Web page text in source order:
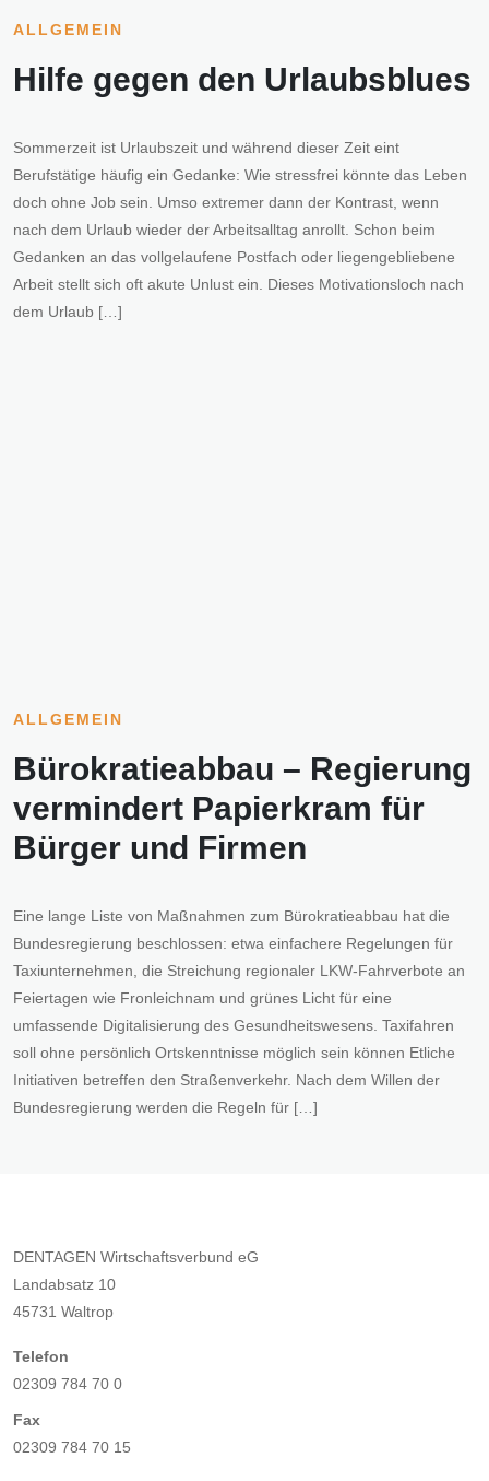
ALLGEMEIN
Hilfe gegen den Urlaubsblues
Sommerzeit ist Urlaubszeit und während dieser Zeit eint
Berufstätige häufig ein Gedanke: Wie stressfrei könnte das Leben
doch ohne Job sein. Umso extremer dann der Kontrast, wenn
nach dem Urlaub wieder der Arbeitsalltag anrollt. Schon beim
Gedanken an das vollgelaufene Postfach oder liegengebliebene
Arbeit stellt sich oft akute Unlust ein. Dieses Motivationsloch nach
dem Urlaub […]
ALLGEMEIN
Bürokratieabbau – Regierung
vermindert Papierkram für
Bürger und Firmen
Eine lange Liste von Maßnahmen zum Bürokratieabbau hat die
Bundesregierung beschlossen: etwa einfachere Regelungen für
Taxiunternehmen, die Streichung regionaler LKW-Fahrverbote an
Feiertagen wie Fronleichnam und grünes Licht für eine
umfassende Digitalisierung des Gesundheitswesens. Taxifahren
soll ohne persönlich Ortskenntnisse möglich sein können Etliche
Initiativen betreffen den Straßenverkehr. Nach dem Willen der
Bundesregierung werden die Regeln für […]
DENTAGEN Wirtschaftsverbund eG
Landabsatz 10
45731 Waltrop
Telefon
02309 784 70 0
Fax
02309 784 70 15